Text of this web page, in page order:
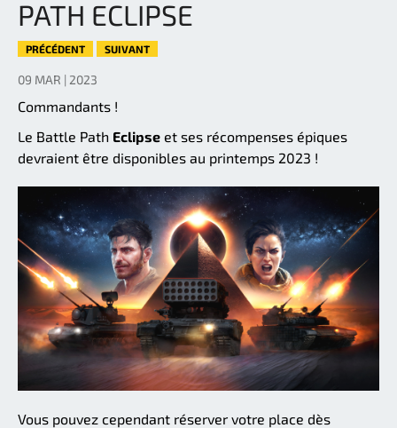
PATH ECLIPSE
PRÉCÉDENT SUIVANT
09 MAR | 2023
Commandants !
Le Battle Path Eclipse et ses récompenses épiques
devraient être disponibles au printemps 2023 !
Vous pouvez cependant réserver votre place dès